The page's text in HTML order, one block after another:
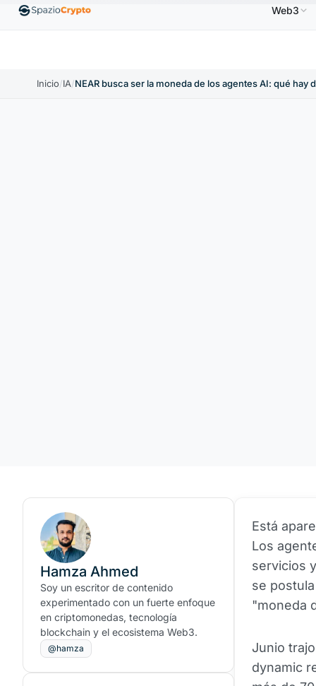
↑1.10% EthereumETH 0,9991 US$↑0.00%
Web3
Inicio/IA/NEAR busca ser la moneda de los agentes AI: qué hay
Está
Los
servicios
se
"moneda
Junio
dynamic
Hamza Ahmed
Soy un escritor de contenido
experimentado con un fuerte enfoque
en criptomonedas, tecnología
blockchain y el ecosistema Web3.
@hamza